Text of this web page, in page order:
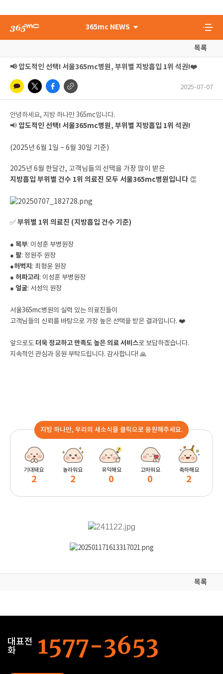
365mc NEWS
목록
📢 압도적인 선택! 서울365mc병원, 부위별 지방흡입 1위 석권!❤️
2025-07-07
안녕하세요, 지방 하나만 365mc입니다.
📢 압도적인 선택! 서울365mc병원, 부위별 지방흡입 1위 석권!
(2025년 6월 1일 ~ 6월 30일 기준)
2025년 6월 한달간, 고객님들의 선택을 가장 많이 받은
지방흡입 부위별 건수 1위 의료진 모두 서울365mc병원입니다 👏
✅부위별 1위 의료진 (지방흡입 건수 기준)
● 복부: 이성훈 부병원장
● 팔: 정원주 원장
●허벅지 : 최형윤 원장
● 허파고리 : 이성훈 부병원장
● 얼굴: 서성익 원장
서울365mc병원의 실력 있는 의료진들이
고객님들의 신뢰를 바탕으로 가장 높은 선택을 받은 결과입니다. ❤️
앞으로도 더욱 정교하고 만족도 높은 의료 서비스로 보답하겠습니다.
지속적인 관심과 응원 부탁드립니다. 감사합니다! 🙏
지방 하나만, 우리의 새소식을 클릭으로 응원해주세요.
기대돼요
2
놀라워요
2
유익해요
0
고마워요
0
축하해요
2
목록
대표전
화